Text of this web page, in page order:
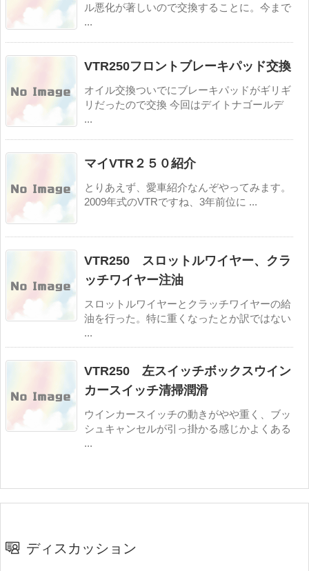
ル悪化が著しいので交換することに。今まで
...
VTR250フロントブレーキパッド交換
オイル交換ついでにブレーキパッドがギリギ
リだったので交換 今回はデイトナゴールデ
...
マイVTR２５０紹介
とりあえず、愛車紹介なんぞやってみます。
2009年式のVTRですね、3年前位に ...
VTR250 スロットルワイヤー、クラ
ッチワイヤー注油
スロットルワイヤーとクラッチワイヤーの給
油を行った。特に重くなったとか訳ではない
...
VTR250 左スイッチボックスウイン
カースイッチ清掃潤滑
ウインカースイッチの動きがやや重く、ブッ
シュキャンセルが引っ掛かる感じかよくある
...
ディスカッション